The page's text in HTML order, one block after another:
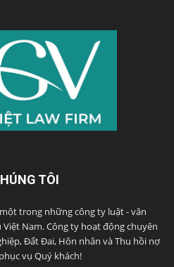
TÔI
trong những công ty luật - văn
Nam. Công ty hoạt động chuyên
Đất Đai, Hôn nhân và Thu hồi nợ
vụ Quý khách!